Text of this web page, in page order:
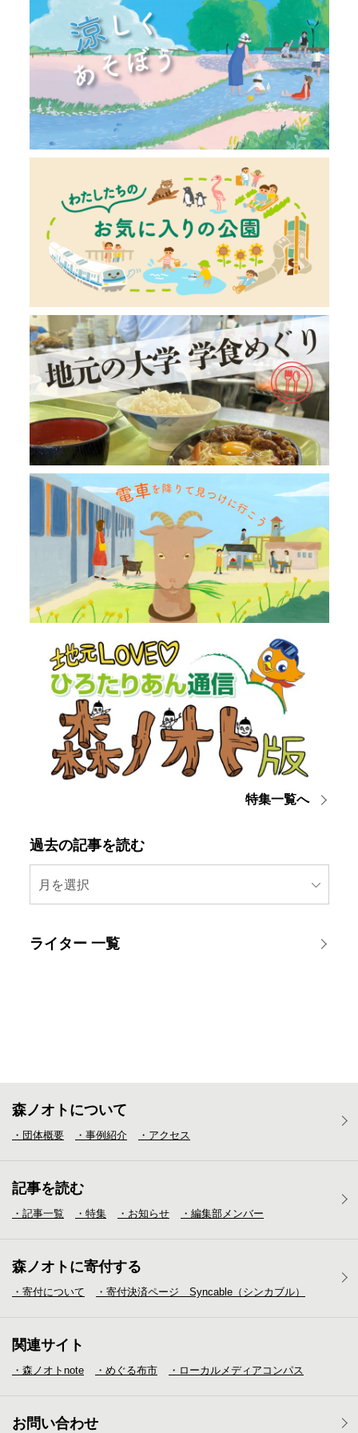
特集一覧へ
過去の記事を読む
月を選択
ライター 一覧
森ノオトについて
・団体概要 ・事例紹介 ・アクセス
記事を読む
・記事一覧 ・特集 ・お知らせ ・編集部メンバー
森ノオトに寄付する
・寄付について ・寄付決済ページ Syncable（シンカブル）
関連サイト
・森ノオトnote ・めぐる布市 ・ローカルメディア コンパス
お問い合わせ